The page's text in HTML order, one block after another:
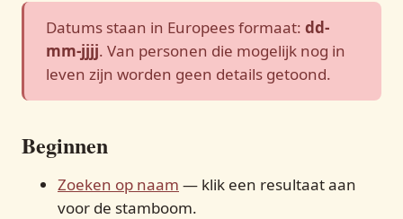
Datums staan in Europees formaat: dd-
mm-jjjj. Van personen die mogelijk nog in
leven zijn worden geen details getoond.
Beginnen
Zoeken op naam — klik een resultaat aan
voor de stamboom.